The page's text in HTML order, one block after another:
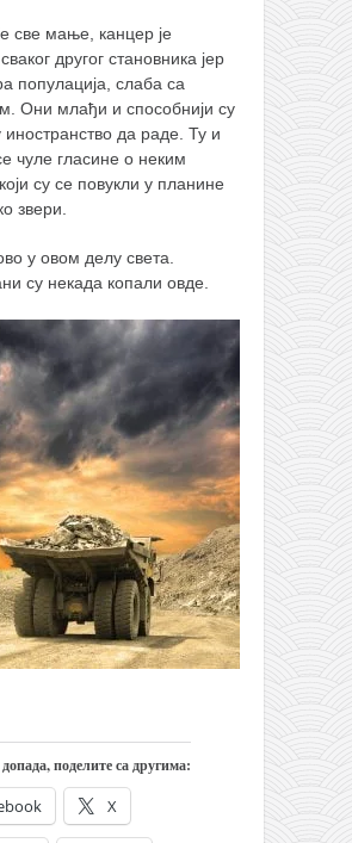
све мање, канцер је
другог становника јер
популација, слаба са
Они млађи и способнији су
да раде. Ту и
чуле гласине о неким
су се повукли у планине
звери.
у овом делу света.
су некада копали овде.
поделите са другима:
X